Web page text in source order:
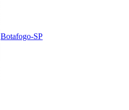
Botafogo-SP